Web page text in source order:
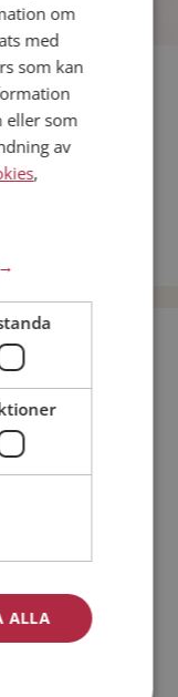
avslappnad79
Kvinna
om
med
som kan
eller som
av
,
ALLA